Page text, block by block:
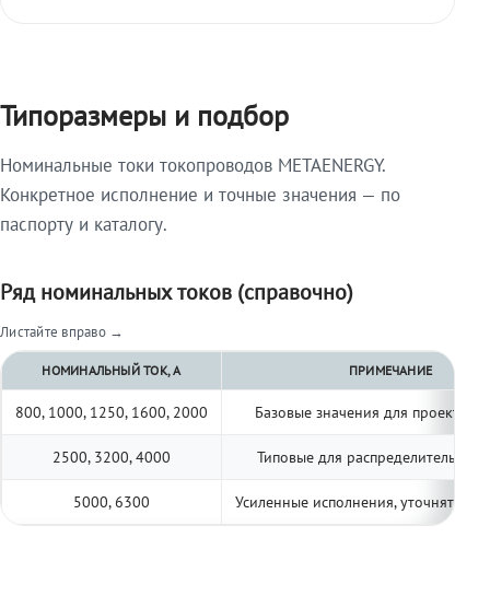
Типоразмеры и подбор
Номинальные токи токопроводов METAENERGY.
Конкретное исполнение и точные значения — по
паспорту и каталогу.
Ряд номинальных токов (справочно)
Листайте вправо →
НОМИНАЛЬНЫЙ ТОК, А ПРИМЕЧАНИЕ
800, 1000, 1250, 1600, 2000 Базовые значения для
2500, 3200, 4000 Типовые для распределительных
5000, 6300 Усиленные исполнения, уточнять по